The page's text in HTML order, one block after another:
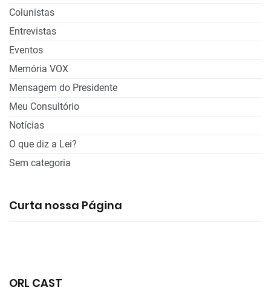
Colunistas
Entrevistas
Eventos
Memória VOX
Mensagem do Presidente
Meu Consultório
Notícias
O que diz a Lei?
Sem categoria
Curta nossa Página
ORL CAST